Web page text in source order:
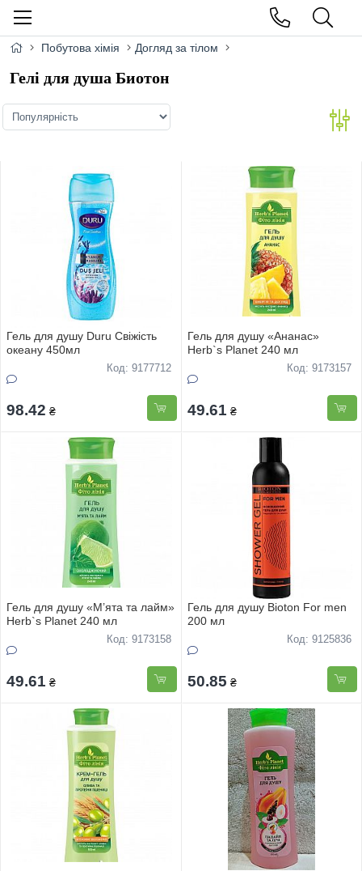
Побутова хімія Догляд за тілом
Гелі для душа Биотон
Гель для душу Duru Свіжість
океану 450мл
Код: 9177712
98.42 ₴
Гель для душу «Ананас»
Herb`s Planet 240 мл
Код: 9173157
49.61 ₴
Гель для душу «М’ята та лайм»
Herb`s Planet 240 мл
Код: 9173158
49.61 ₴
Гель для душу Bioton For men
200 мл
Код: 9125836
50.85 ₴